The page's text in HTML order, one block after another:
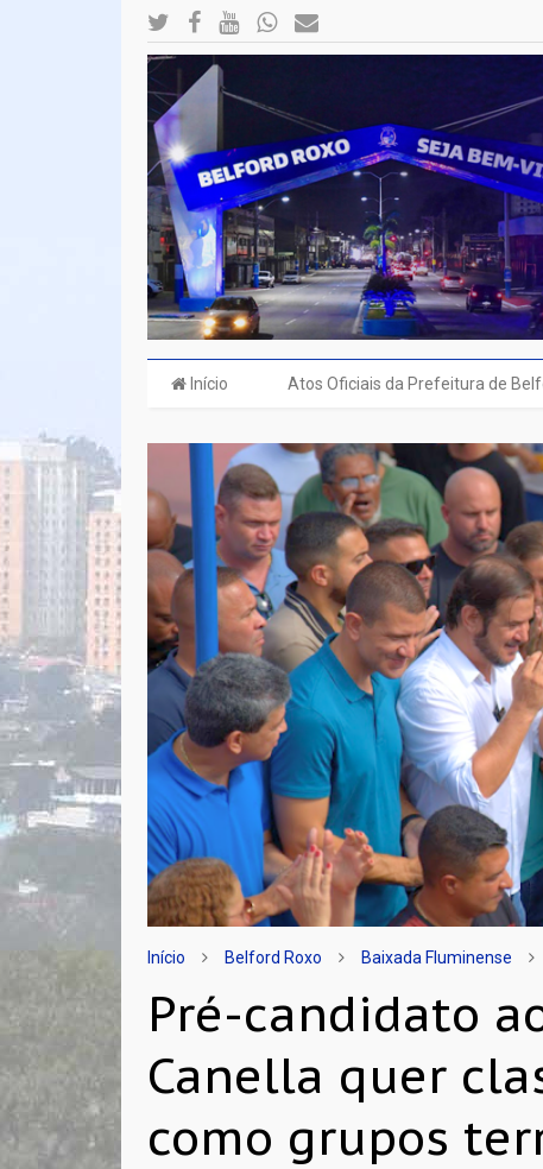
Início Atos Oficiais da Prefeitura de
Início Belford Roxo Baixada Fluminense
Pré-candidato
Canella quer
como grupos